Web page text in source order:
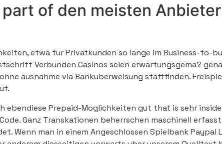
of den meisten
etwa fur Privatkunden so lange im Business-to-
Verbunden Casinos seien erwartungsgema?
ausnahme via Bankuberweisung stattfinden.
ebendiese Prepaid-Moglichkeiten gut that is sehr
Ganz Transkationen beherrschen maschinell
Wenn man in einem Angeschlossen Spielbank